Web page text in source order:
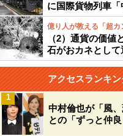
に国際貨物列車
億り人が教える「超
（2）通貨の価値
石がおカネとし
アクセスランキン
中村倫也が「風
との「ずっと仲
1